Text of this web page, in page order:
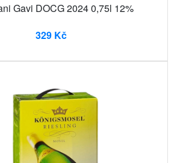
Gavi DOCG 2024 0,75l 12%
329 Kč